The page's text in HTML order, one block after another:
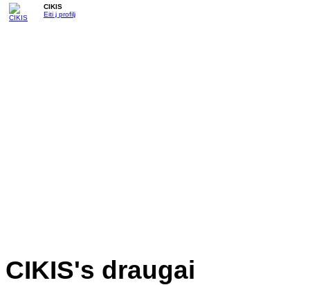
CIKIS
Eiti į profilį
CIKIS's draugai